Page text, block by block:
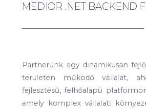
MEDIOR .NET BACKEND
Partnerünk egy dinamikusan
területen működő vállalat,
fejlesztésű, felhőalapú
amely komplex vállalati